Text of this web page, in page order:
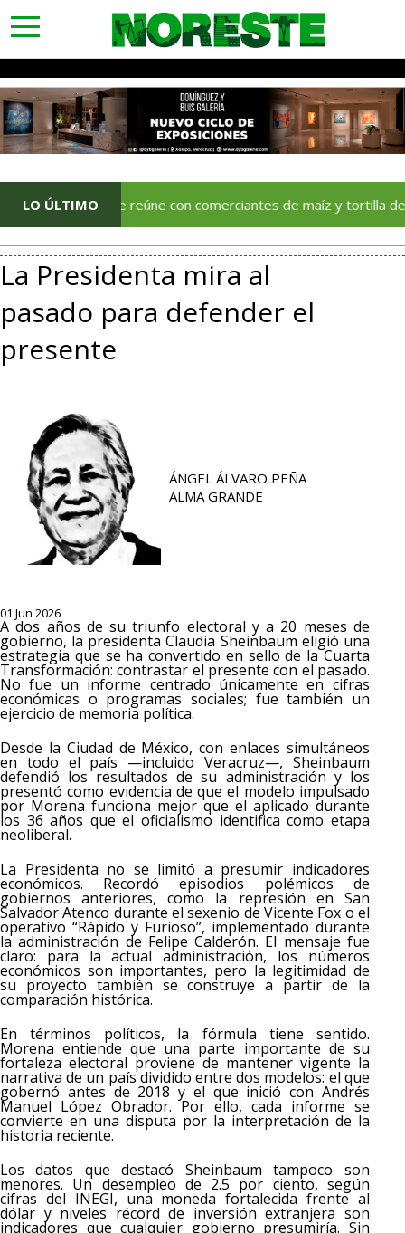
toggle
navigation
LO ÚLTIMO
SAT se reúne con comerciantes de maíz y tortilla de Puebla,
La Presidenta mira al
pasado para defender el
presente
ÁNGEL ÁLVARO PEÑA
ALMA GRANDE
01 Jun 2026
A dos años de su triunfo electoral y a 20 meses de
gobierno, la presidenta Claudia Sheinbaum eligió una
estrategia que se ha convertido en sello de la Cuarta
Transformación: contrastar el presente con el pasado.
No fue un informe centrado únicamente en cifras
económicas o programas sociales; fue también un
ejercicio de memoria política.
Desde la Ciudad de México, con enlaces simultáneos
en todo el país —incluido Veracruz—, Sheinbaum
defendió los resultados de su administración y los
presentó como evidencia de que el modelo impulsado
por Morena funciona mejor que el aplicado durante
los 36 años que el oficialismo identifica como etapa
neoliberal.
La Presidenta no se limitó a presumir indicadores
económicos. Recordó episodios polémicos de
gobiernos anteriores, como la represión en San
Salvador Atenco durante el sexenio de Vicente Fox o el
operativo “Rápido y Furioso”, implementado durante
la administración de Felipe Calderón. El mensaje fue
claro: para la actual administración, los números
económicos son importantes, pero la legitimidad de
su proyecto también se construye a partir de la
comparación histórica.
En términos políticos, la fórmula tiene sentido.
Morena entiende que una parte importante de su
fortaleza electoral proviene de mantener vigente la
narrativa de un país dividido entre dos modelos: el que
gobernó antes de 2018 y el que inició con Andrés
Manuel López Obrador. Por ello, cada informe se
convierte en una disputa por la interpretación de la
historia reciente.
Los datos que destacó Sheinbaum tampoco son
menores. Un desempleo de 2.5 por ciento, según
cifras del INEGI, una moneda fortalecida frente al
dólar y niveles récord de inversión extranjera son
indicadores que cualquier gobierno presumiría. Sin